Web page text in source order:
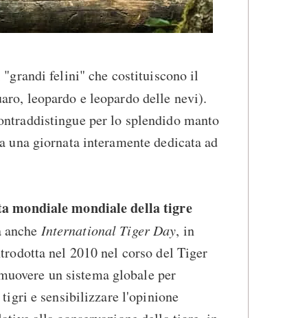
felini" che costituiscono il
leopardo e leopardo delle nevi).
per lo splendido manto
giornata interamente dedicata ad
mondiale mondiale della tigre
anche International Tiger Day, in
nel 2010 nel corso del Tiger
un sistema globale per
e sensibilizzare l'opinione